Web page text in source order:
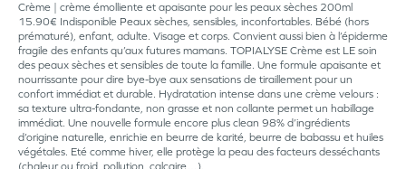
Crème | crème émolliente et apaisante pour les peaux sèches 200ml
15.90€ Indisponible Peaux sèches, sensibles, inconfortables. Bébé (hors
prématuré), enfant, adulte. Visage et corps. Convient aussi bien à l’épiderme
fragile des enfants qu’aux futures mamans. TOPIALYSE Crème est LE soin
des peaux sèches et sensibles de toute la famille. Une formule apaisante et
nourrissante pour dire bye-bye aux sensations de tiraillement pour un
confort immédiat et durable. Hydratation intense dans une crème velours :
sa texture ultra-fondante, non grasse et non collante permet un habillage
immédiat. Une nouvelle formule encore plus clean 98% d’ingrédients
d’origine naturelle, enrichie en beurre de karité, beurre de babassu et huiles
végétales. Eté comme hiver, elle protège la peau des facteurs desséchants
(chaleur ou froid, pollution, calcaire…).